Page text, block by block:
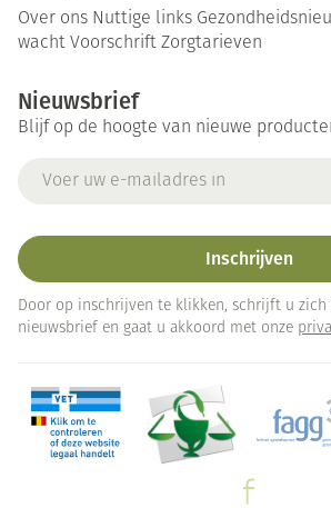
Over ons Nuttige links
wacht Voorschrift Zorgtarieven
Nieuwsbrief
Blijf op de hoogte van nieuwe
Inschrijven
Door op inschrijven te klikken, schrijft u zich
nieuwsbrief en gaat u akkoord met onze